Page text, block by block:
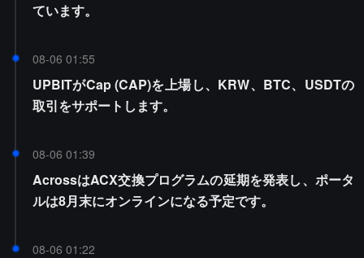
ています。
08-06 01:55
UPBITがCap (CAP)を上場し、KRW、BTC、USDTの
取引をサポートします。
08-06 01:39
AcrossはACX交換プログラムの延期を発表し、ポータ
ルは8月末にオンラインになる予定です。
08-06 01:22